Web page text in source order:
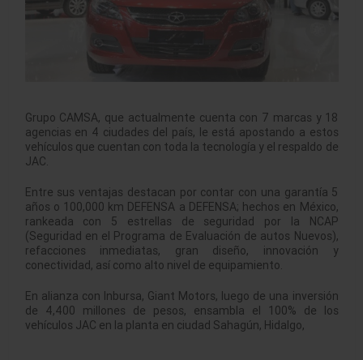
Grupo CAMSA, que actualmente cuenta con 7 marcas y 18
agencias en 4 ciudades del país, le está apostando a estos
vehículos que cuentan con toda la tecnología y el respaldo de
JAC.
Entre sus ventajas destacan por contar con una garantía 5
años o 100,000 km DEFENSA a DEFENSA; hechos en México,
rankeada con 5 estrellas de seguridad por la NCAP
(Seguridad en el Programa de Evaluación de autos Nuevos),
refacciones inmediatas, gran diseño, innovación y
conectividad, así como alto nivel de equipamiento.
En alianza con Inbursa, Giant Motors, luego de una inversión
de 4,400 millones de pesos, ensambla el 100% de los
vehículos JAC en la planta en ciudad Sahagún, Hidalgo,